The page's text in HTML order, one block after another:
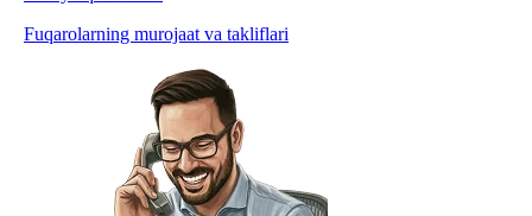
Fuqarolarning murojaat va takliflari